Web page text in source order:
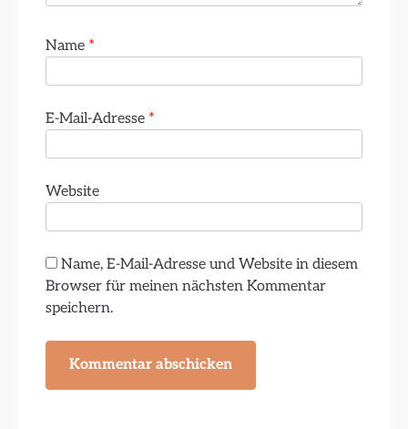
Name *
E-Mail-Adresse *
Website
Name, E-Mail-Adresse und Website in diesem
Browser für meinen nächsten Kommentar
speichern.